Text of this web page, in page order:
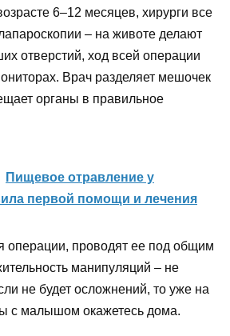
6–12 месяцев, хирурги все
– на животе делают
отверстий, ход всей операции
Врач разделяет мешочек
органы в правильное
Пищевое отравление у
первой помощи и лечения
операции, проводят ее под общим
манипуляций – не
не будет осложнений, то уже на
с малышом окажетесь дома.